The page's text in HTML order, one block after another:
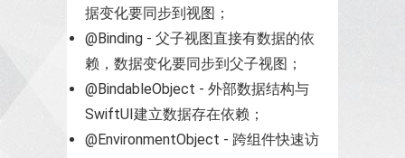
据变化要同步到视图；
@Binding - 父子视图直接有数据的依
赖，数据变化要同步到父子视图；
@BindableObject - 外部数据结构与
SwiftUI建立数据存在依赖；
@EnvironmentObject - 跨组件快速访